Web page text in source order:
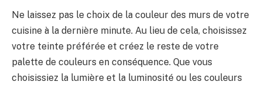
Ne laissez pas le choix de la couleur des murs de votre
cuisine à la dernière minute. Au lieu de cela, choisissez
votre teinte préférée et créez le reste de votre
palette de couleurs en conséquence. Que vous
choisissiez la lumière et la luminosité ou les couleurs